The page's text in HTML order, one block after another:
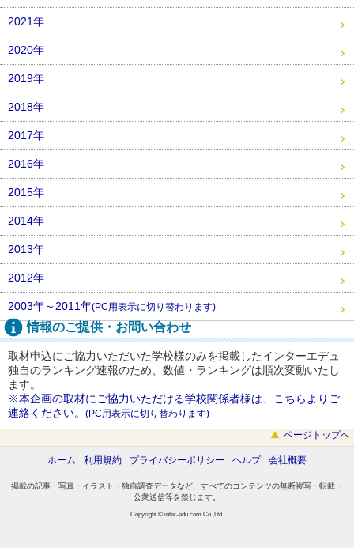
2021年
2020年
2019年
2018年
2017年
2016年
2015年
2014年
2013年
2012年
2003年～2011年(PC用表示に切り替わります)
情報のご提供・お問い合わせ
取材申込にご協力いただいた学校様のみを掲載したインターエデュ
独自のランキング速報のため、数値・ランキングは順次変動いたし
ます。
※本企画の取材にご協力いただける学校関係者様は、こちらよりご
連絡ください。 (PC用表示に切り替わります)
ページトップへ
ホーム 利用規約 プライバシーポリシー ヘルプ 会社概要
掲載の記事・写真・イラスト・独自調査データなど、すべてのコンテンツの無断複写・転載・
公衆送信等を禁じます。
Copyright © inter-edu.com Co.,Ltd.